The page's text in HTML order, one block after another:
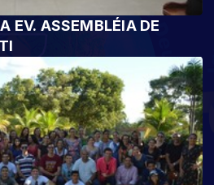
EV. ASSEMBLÉIA DE